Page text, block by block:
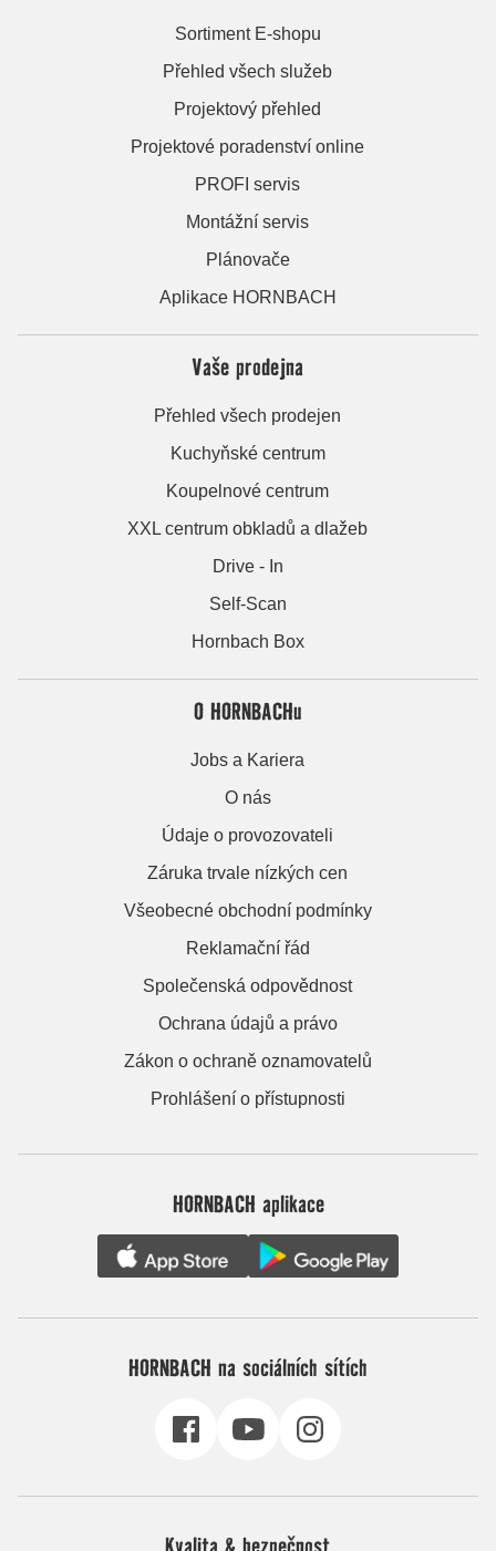
Sortiment E-shopu
Přehled všech služeb
Projektový přehled
Projektové poradenství online
PROFI servis
Montážní servis
Plánovače
Aplikace HORNBACH
Vaše prodejna
Přehled všech prodejen
Kuchyňské centrum
Koupelnové centrum
XXL centrum obkladů a dlažeb
Drive - In
Self-Scan
Hornbach Box
O HORNBACHu
Jobs a Kariera
O nás
Údaje o provozovateli
Záruka trvale nízkých cen
Všeobecné obchodní podmínky
Reklamační řád
Společenská odpovědnost
Ochrana údajů a právo
Zákon o ochraně oznamovatelů
Prohlášení o přístupnosti
HORNBACH aplikace
HORNBACH na sociálních sítích